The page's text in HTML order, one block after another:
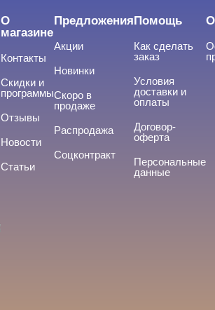
О
магазине
Контакты
Скидки и
программы
Отзывы
Новости
Статьи
Предложения
Акции
Новинки
Скоро в
продаже
Распродажа
Соцконтракт
Помощь
Как сделать
заказ
Условия
доставки и
оплаты
Договор-
оферта
Персональные
данные